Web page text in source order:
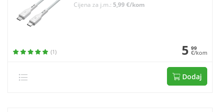
Cijena za j.m.:5,99 €/kom
(1) 5 99
€/kom
Dodaj